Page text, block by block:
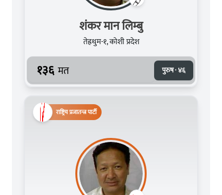
शंकर मान लिम्बु
तेह्रथुम-१, कोशी प्रदेश
१३६ मत पुरुष · ४६
राष्ट्रिय प्रजातन्त्र पार्टी